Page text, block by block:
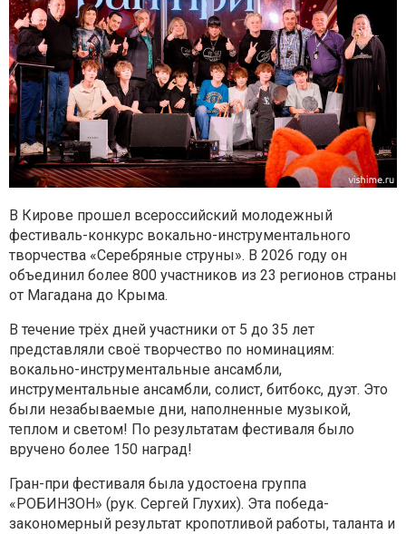
В Кирове прошел всероссийский молодежный
фестиваль-конкурс вокально-инструментального
творчества «Серебряные струны». В 2026 году он
объединил более 800 участников из 23 регионов страны
от Магадана до Крыма.
В течение трёх дней участники от 5 до 35 лет
представляли своё творчество по номинациям:
вокально-инструментальные ансамбли,
инструментальные ансамбли, солист, битбокс, дуэт. Это
были незабываемые дни, наполненные музыкой,
теплом и светом! По результатам фестиваля было
вручено более 150 наград!
Гран-при фестиваля была удостоена группа
«РОБИНЗОН» (рук. Сергей Глухих). Эта победа-
закономерный результат кропотливой работы, таланта и